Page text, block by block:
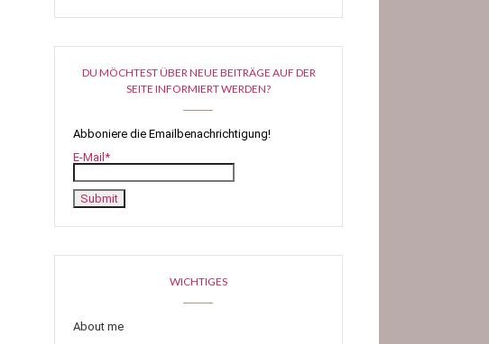
DU MÖCHTEST ÜBER NEUE BEITRÄGE AUF DER
SEITE INFORMIERT WERDEN?
Abboniere die Emailbenachrichtigung!
E-Mail*
WICHTIGES
About me